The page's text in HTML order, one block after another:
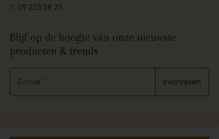
T. 09 223 28 25
Blijf op de hoogte van onze nieuwste
producten & trends
E-mail * Inschrijven